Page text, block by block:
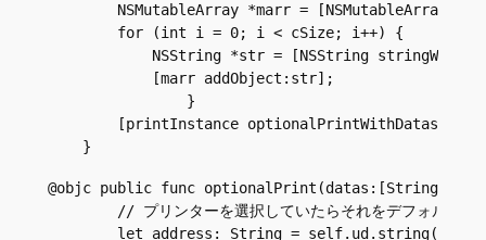
NSMutableArray *marr = [NSMutableArray
        for (int i = 0; i < cSize; i++) {
NSString *str = [NSString
            [marr addObject:str];
                }
[printInstance optionalPrintWithDatas:marr
    }
@objc public func optionalPrint(datas:[String]){
// プリンターを選択していたらそれをデフォルトに
let address: String =